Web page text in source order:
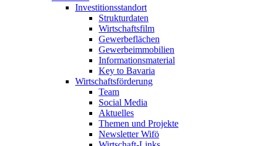
Investitionsstandort
Strukturdaten
Wirtschaftsfilm
Gewerbeflächen
Gewerbeimmobilien
Informationsmaterial
Key to Bavaria
Wirtschaftsförderung
Team
Social Media
Aktuelles
Themen und Projekte
Newsletter Wifö